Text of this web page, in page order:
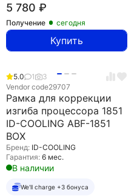
5 780 ₽
Получение сегодня
Купить
5.0 1
3
Vendor code29707
Рамка для коррекции
изгиба процессора 1851
ID-COOLING ABF-1851
BOX
Бренд: ID-COOLING
Гарантия: 6 мес.
В наличии
We'll charge +3 бонуса